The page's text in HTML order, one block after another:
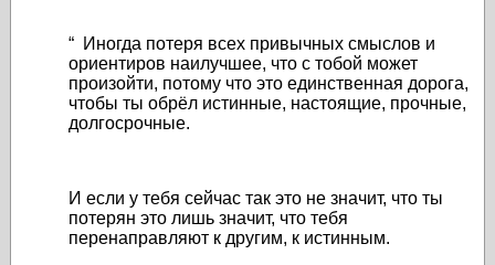
“ Иногда потеря всех привычных смыслов и
ориентиров наилучшее, что с тобой может
произойти, потому что это единственная дорога,
чтобы ты обрёл истинные, настоящие, прочные,
долгосрочные.
И если у тебя сейчас так это не значит, что ты
потерян это лишь значит, что тебя
перенаправляют к другим, к истинным.